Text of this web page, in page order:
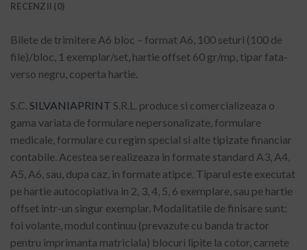
RECENZII (0)
Bilete de trimitere A6 bloc – format A6, 100 seturi (100 de
file)/bloc, 1 exemplar/set, hartie offset 60 gr/mp, tipar fata-
verso negru, coperta hartie.
S.C. SILVANIAPRINT S.R.L. produce si comercializeaza o
gama variata de formulare nepersonalizate, formulare
medicale, formulare cu regim special si alte tipizate financiar
contabile. Acestea se realizeaza in formate standard A3, A4,
A5, A6, sau, dupa caz, in formate atipce. Tiparul este executat
pe hartie autocopiativa in 2, 3, 4, 5, 6 exemplare, sau pe hartie
offset intr-un singur exemplar. Modalitatile de finisare sunt:
foi volante, modul continuu (prevazute cu banda tractor
pentru imprimanta matriciala) blocuri lipite la cotor, carnete